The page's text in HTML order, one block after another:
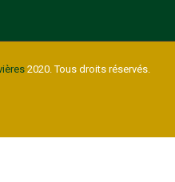
2020. Tous droits réservés.